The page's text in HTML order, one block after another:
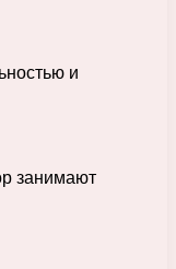
и
занимают